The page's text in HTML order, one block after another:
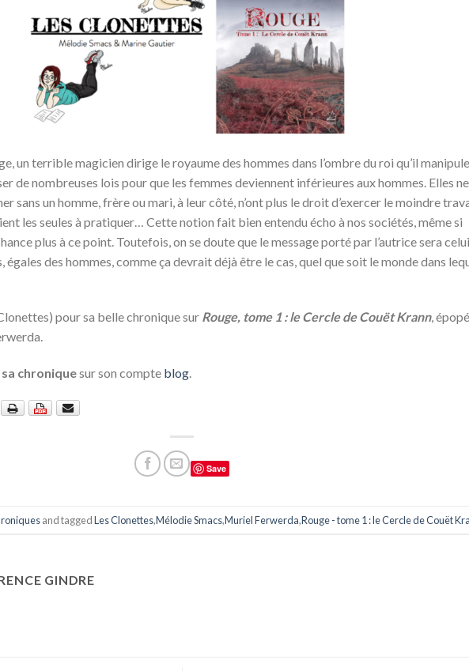
un terrible magicien dirige le royaume des hommes dans l’ombre du roi qu’il manipule.
de nombreuses lois pour que les femmes deviennent inférieures aux hommes. Elles ne
sans un homme, frère ou mari, à leur côté, n’ont plus le droit d’exercer le moindre
les seules à pratiquer… Cette notion fait bien entendu écho à nos sociétés, même si
plus à ce point. Toutefois, on se doute que le message porté par l’autrice sera
des hommes, comme ça devrait déjà être le cas, quel que soit le monde dans
pour sa belle chronique sur Rouge, tome 1 : le Cercle de Couët Krann,
sa chroniquesur son compte blog.
Save
and taggedLes Clonettes,Mélodie Smacs,Muriel Ferwerda,Rouge - tome 1 : le Cercle de Couët
GINDRE